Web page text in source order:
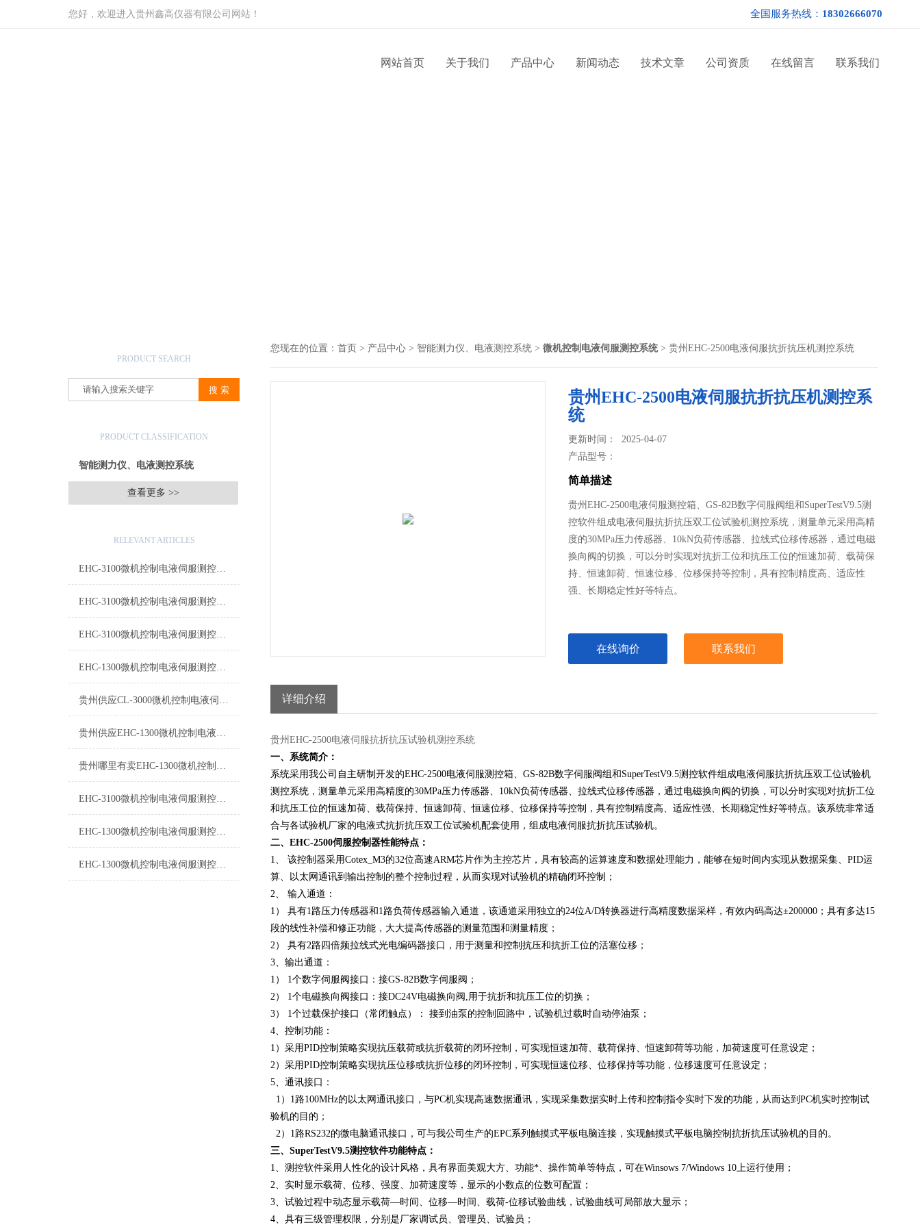
您好，欢迎进入贵州鑫高仪器有限公司网站！ 全国服务热线： 18302666070
网站首页 关于我们 产品中心 新闻动态 技术文章 公司资质 在线留言 联系我们
PRODUCT SEARCH
PRODUCT CLASSIFICATION
智能测力仪、电液测控系统
查看更多 >>
RELEVANT ARTICLES
EHC-3100微机控制电液伺服测控系统产品介绍
EHC-3100微机控制电液伺服测控系统软件升级终身维修
EHC-3100微机控制电液伺服测控系统软件升级
EHC-1300微机控制电液伺服测控系统*维修
贵州供应CL-3000微机控制电液伺服测控系统上门安装
贵州供应EHC-1300微机控制电液伺服测控系统上门安装
贵州哪里有卖EHC-1300微机控制电液伺服测控系统
EHC-3100微机控制电液伺服测控系统免费维修
EHC-1300微机控制电液伺服测控系统安装说明
EHC-1300微机控制电液伺服测控系统提示无法联系控制器
您现在的位置： 首页 > 产品中心 > 智能测力仪、电液测控系统 > 微机控制电液伺服测控系统> 贵州EHC-2500电液伺服抗折抗压机测控系统
贵州EHC-2500电液伺服抗折抗压机测控系
统
更新时间： 2025-04-07
产品型号：
简单描述
贵州EHC-2500电液伺服测控箱、GS-82B数字伺服阀组和SuperTestV9.5测
控软件组成电液伺服抗折抗压双工位试验机测控系统，测量单元采用高精
度的30MPa压力传感器、10kN负荷传感器、拉线式位移传感器，通过电磁
换向阀的切换，可以分时实现对抗折工位和抗压工位的恒速加荷、载荷保
持、恒速卸荷、恒速位移、位移保持等控制，具有控制精度高、适应性
强、长期稳定性好等特点。
在线询价 联系我们
详细介绍
贵州EHC-2500电液伺服抗折抗压试验机测控系统
一、系统简介：
系统采用我公司自主研制开发的EHC-2500电液伺服测控箱、 GS-82B数字伺服阀组和 SuperTestV9.5测控软件组成电液伺服抗折抗压双工位试验机
测控系统，测量单元采用高精度的30MPa压力传感器、 10kN负荷传感器、拉线式位移传感器，通过电磁换向阀的切换，可以分时实现对抗折工位
和抗压工位的恒速加荷、载荷保持、恒速卸荷、恒速位移、位移保持等控制，具有控制精度高、适应性强、长期稳定性好等特点。该系统非常适
合与各试验机厂家的电液式抗折抗压双工位试验机配套使用，组成电液伺服抗折抗压试验机。
二、 EHC-2500伺服控制器性能特点：
1、 该控制器采用Cotex_M3的32位高速ARM芯片作为主控芯片，具有较高的运算速度和数据处理能力，能够在短时间内实现从数据采集、PID运
算、以太网通讯到输出控制的整个控制过程，从而实现对试验机的精确闭环控制；
2、 输入通道：
1） 具有1路压力传感器和1路负荷传感器输入通道，该通道采用独立的24位A/D转换器进行高精度数据采样，有效内码高达±200000 ；具有多达15
段的线性补偿和修正功能，大大提高传感器的测量范围和测量精度；
2） 具有2路四倍频拉线式光电编码器接口，用于测量和控制抗压和抗折工位的活塞位移；
3、 输出通道：
1） 1个数字伺服阀接口：接GS-82B数字伺服阀；
2） 1个电磁换向阀接口：接DC24V电磁换向阀,用于抗折和抗压工位的切换；
3） 1个过载保护接口（常闭触点）： 接到油泵的控制回路中，试验机过载时自动停油泵；
4、控制功能：
1）采用PID控制策略实现抗压载荷或抗折载荷的闭环控制，可实现恒速加荷、载荷保持、恒速卸荷等功能，加荷速度可任意设定；
2）采用PID控制策略实现抗压位移或抗折位移的闭环控制，可实现恒速位移、位移保持等功能，位移速度可任意设定；
5、通讯接口：
1）1路100MHz的以太网通讯接口，与PC机实现高速数据通讯，实现采集数据实时上传和控制指令实时下发的功能，从而达到PC机实时控制试
验机的目的；
2）1路RS232的微电脑通讯接口，可与我公司生产的EPC系列触摸式平板电脑连接，实现触摸式平板电脑控制抗折抗压试验机的目的。
三、 SuperTestV9.5测控软件功能特点：
1、测控软件采用 人性化的设计风格，具有界面美观大方、功能*、操作简单等特点，可在Winsows 7/Windows 10上运行使用；
2、实时显示载荷、位移、强度、加荷速度等，显示的小数点的位数可配置；
3、试验过程中动态显示载荷—时间、位移—时间、载荷-位移试验曲线，试验曲线可局部放大显示 ；
4、具有三级管理权限，分别是厂家调试员、管理员、试验员；